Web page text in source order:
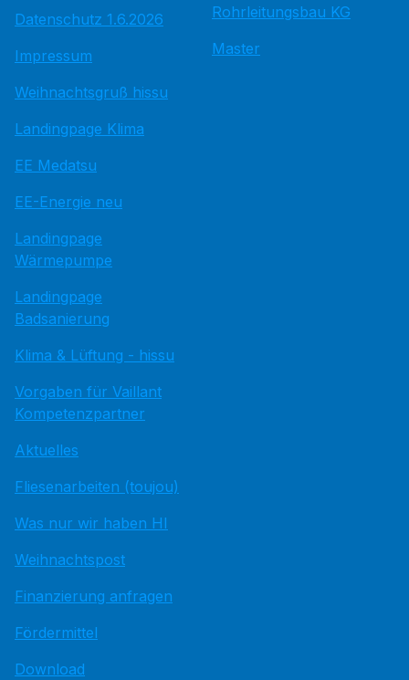
Datenschutz 1.6.2026
Impressum
Weihnachtsgruß hissu
Landingpage Klima
EE Medatsu
EE-Energie neu
Landingpage
Wärmepumpe
Landingpage
Badsanierung
Klima & Lüftung - hissu
Vorgaben für Vaillant
Kompetenzpartner
Aktuelles
Fliesenarbeiten (toujou)
Was nur wir haben HI
Weihnachtspost
Finanzierung anfragen
Fördermittel
Download
Rohrleitungsbau KG
Master